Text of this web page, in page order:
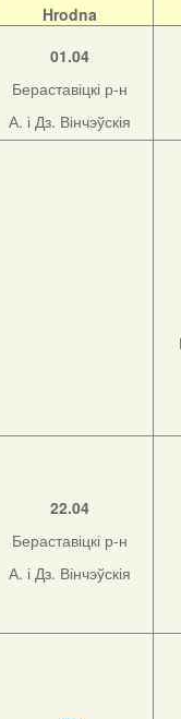
Hrodna
01.04
Бераставіцкі р-н
А. і Дз. Вінчэўскія
22.04
Бераставіцкі р-н
А. і Дз. Вінчэўскія